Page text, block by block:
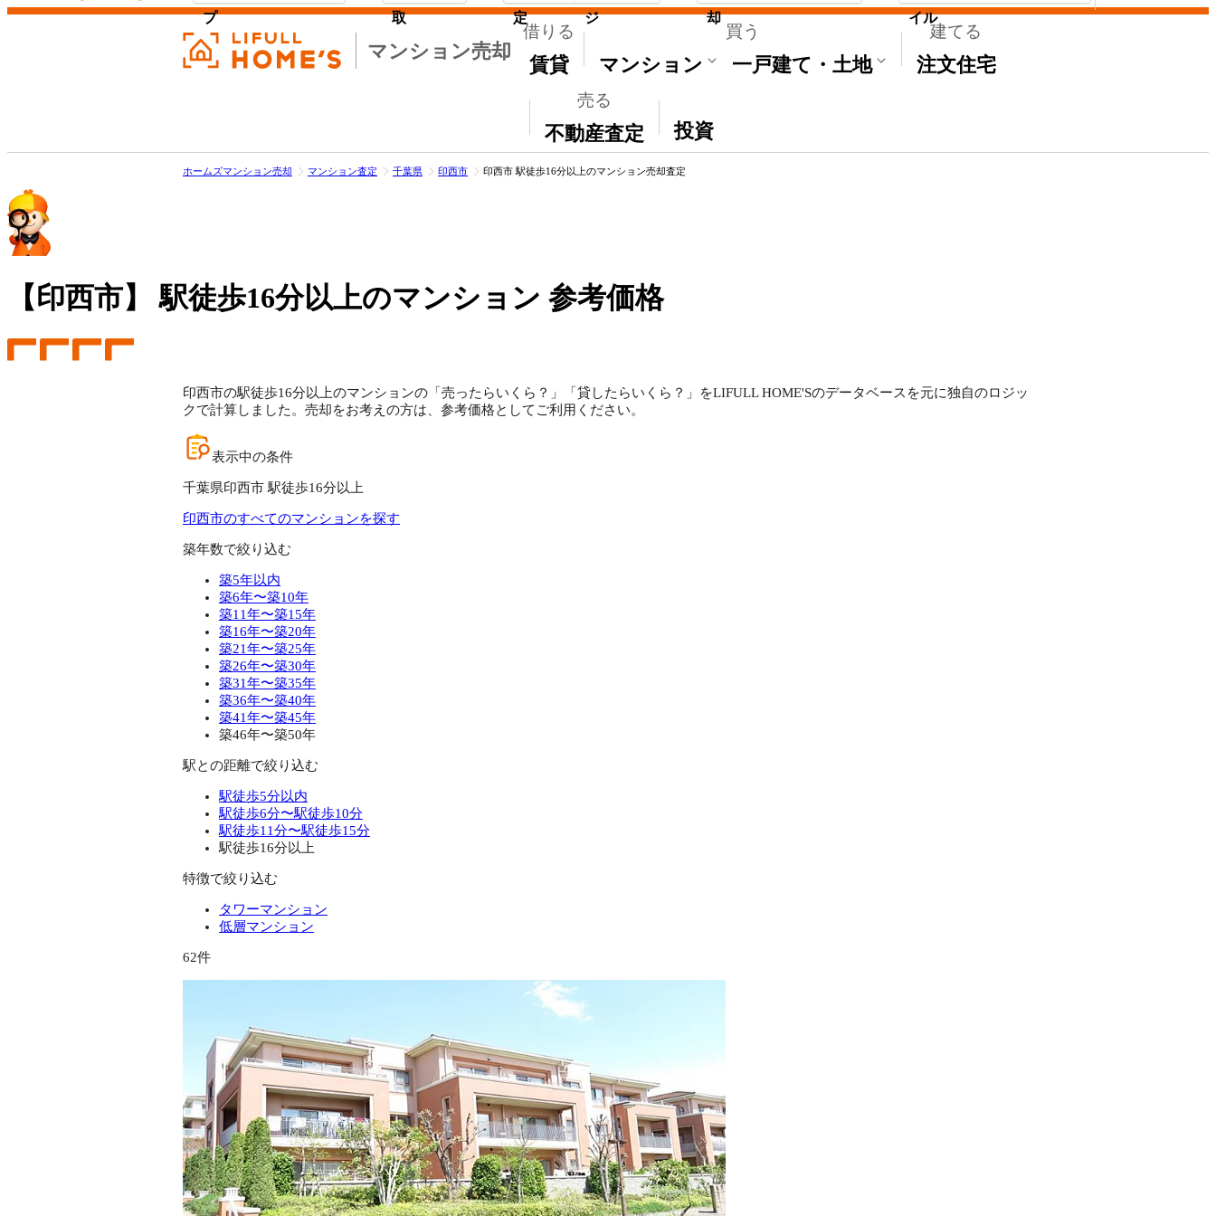
マンション売却
借りる
賃貸
買う
マンション 一戸建て・土地
建てる
注文住宅
売る
不動産査定
その他
投資
プ 取 定 ジ 却 イル
ホームズマンション売却 マンション査定 千葉県 印西市 印西市 駅徒歩16分以上のマンション売却査定
【印西市】 駅徒歩16分以上のマンション 参考価格
印西市の駅徒歩16分以上のマンションの「売ったらいくら？」「貸したらいくら？」をLIFULL HOME'Sのデータベースを元に独自のロジッ
クで計算しました。売却をお考えの方は、参考価格としてご利用ください。
表示中の条件
千葉県印西市 駅徒歩16分以上
印西市のすべてのマンションを探す
築年数で絞り込む
築5年以内
築6年〜築10年
築11年〜築15年
築16年〜築20年
築21年〜築25年
築26年〜築30年
築31年〜築35年
築36年〜築40年
築41年〜築45年
築46年〜築50年
駅との距離で絞り込む
駅徒歩5分以内
駅徒歩6分〜駅徒歩10分
駅徒歩11分〜駅徒歩15分
駅徒歩16分以上
特徴で絞り込む
タワーマンション
低層マンション
62件